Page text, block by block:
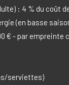
: 4 % du coût
(en basse
€ - par empreinte
serviettes)